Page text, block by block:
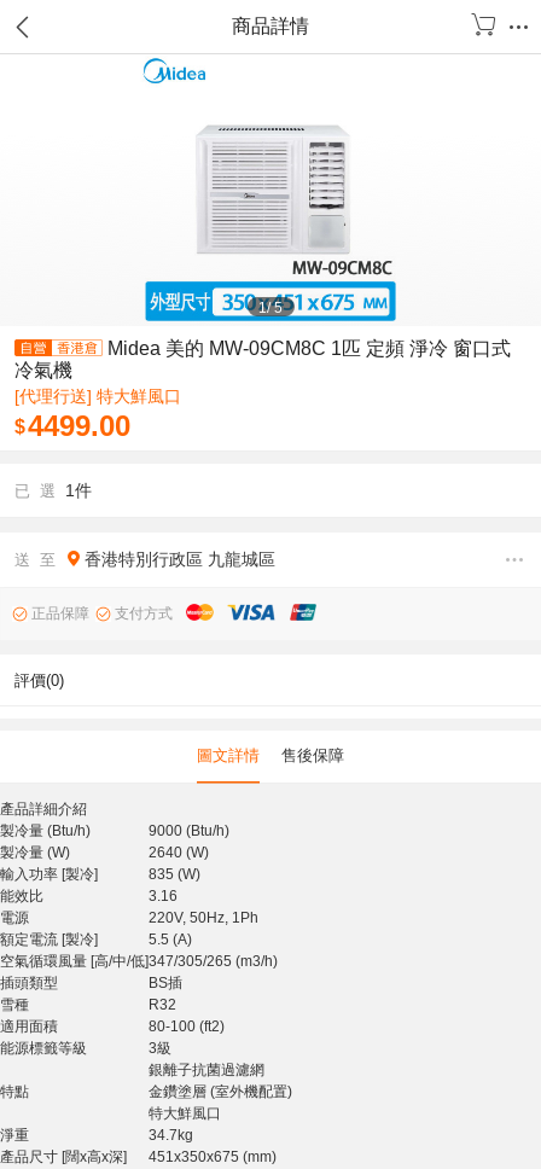
商品詳情
1/5
Midea 美的 MW-09CM8C 1匹 定頻 淨冷 窗口式
冷氣機
[代理行送] 特大鮮風口
$4499.00
已 選 1件
送 至 香港特別行政區 九龍城區
正品保障 支付方式
評價(0)
圖文詳情 售後保障
產品詳細介紹
製冷量 (Btu/h)
9000 (Btu/h)
製冷量 (W)
2640 (W)
輸入功率 [製冷]
835 (W)
能效比
3.16
電源
220V, 50Hz, 1Ph
額定電流 [製冷]
5.5 (A)
空氣循環風量 [高/中/低]347/305/265 (m3/h)
插頭類型
BS插
雪種
R32
適用面積
80-100 (ft2)
能源標籤等級
3級
特點
銀離子抗菌過濾網
金鑽塗層 (室外機配置)
特大鮮風口
淨重
34.7kg
產品尺寸 [闊x高x深]
451x350x675 (mm)